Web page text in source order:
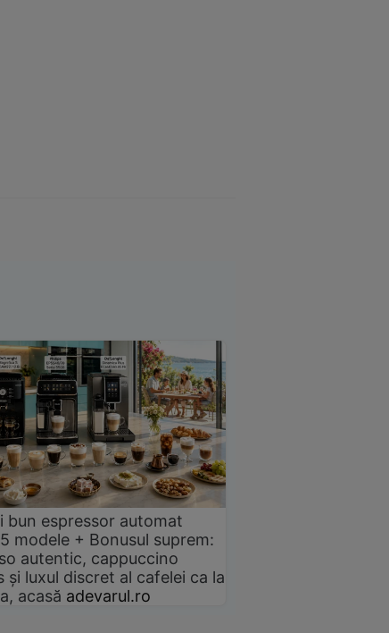
bun espressor automat
modele + Bonusul suprem:
autentic, cappuccino
și luxul discret al cafelei ca la
acasă adevarul.ro